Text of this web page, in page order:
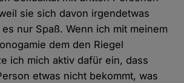
sie sich davon irgendetwas
nur Spaß. Wenn ich mit meinem
dem den Riegel
ich mich aktiv dafür ein, dass
etwas nicht bekommt, was